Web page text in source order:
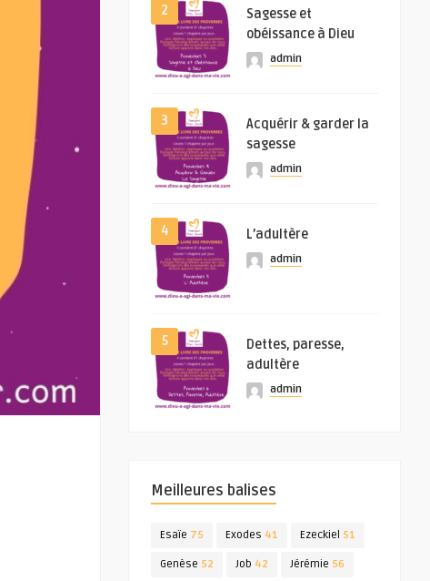
2
Sagesse et
obéissance à Dieu
admin
3
Acquérir & garder la
sagesse
admin
4 L’adultère
admin
5
Dettes, paresse,
adultère
admin
Meilleures balises
Esaïe 75 Exodes 41 Ezeckiel 51
Genèse 52 Job 42 Jérémie 56